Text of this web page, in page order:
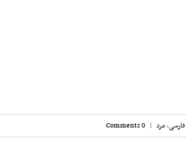
فارسی,مرد |
0 Comments